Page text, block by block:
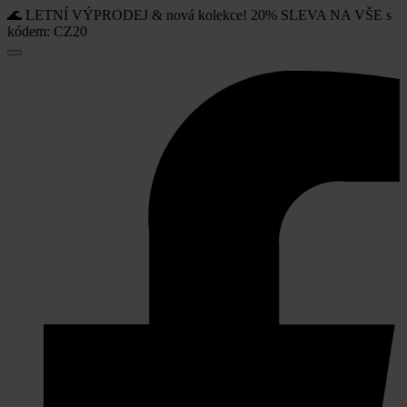
🌊 LETNÍ VÝPRODEJ & nová kolekce! 20% SLEVA NA VŠE s
kódem: CZ20